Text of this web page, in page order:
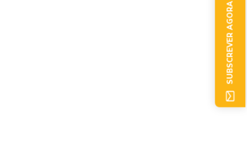
SUBSCREVER AGORA